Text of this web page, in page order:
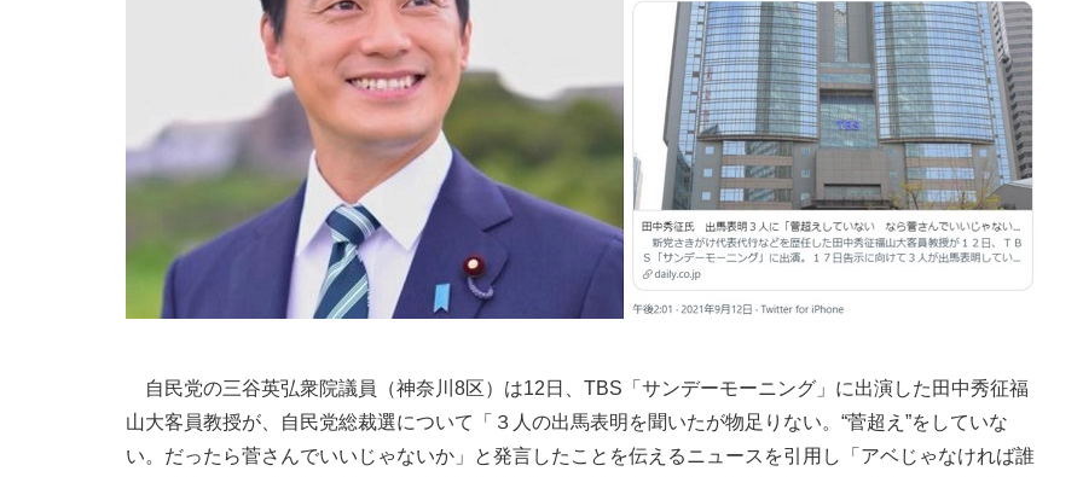
自民党の三谷英弘衆院議員（神奈川8区）は12日、TBS「サンデーモーニング」に出演した田中秀征福
山大客員教授が、自民党総裁選について「３人の出馬表明を聞いたが物足りない。“菅超え”をしていな
い。だったら菅さんでいいじゃないか」と発言したことを伝えるニュースを引用し「アベじゃなければ誰